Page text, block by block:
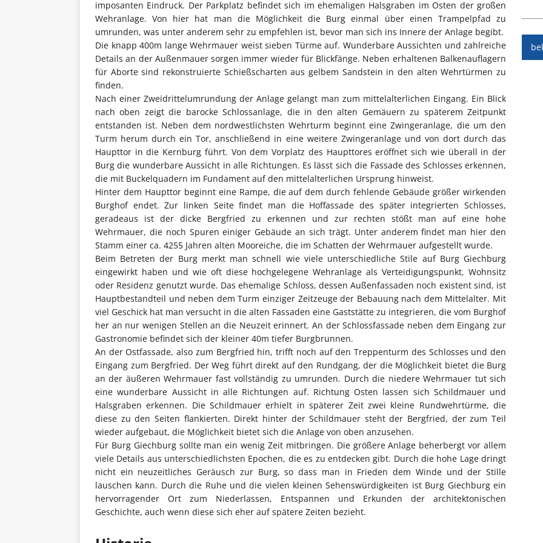
imposanten Eindruck. Der Parkplatz befindet sich im ehemaligen Halsgraben im Osten der großen
Wehranlage. Von hier hat man die Möglichkeit die Burg einmal über einen Trampelpfad zu
umrunden, was unter anderem sehr zu empfehlen ist, bevor man sich ins Innere der Anlage begibt.
Die knapp 400m lange Wehrmauer weist sieben Türme auf. Wunderbare Aussichten und zahlreiche
Details an der Außenmauer sorgen immer wieder für Blickfänge. Neben erhaltenen Balkenauflagern
für Aborte sind rekonstruierte Schießscharten aus gelbem Sandstein in den alten Wehrtürmen zu
finden.
Nach einer Zweidrittelumrundung der Anlage gelangt man zum mittelalterlichen Eingang. Ein Blick
nach oben zeigt die barocke Schlossanlage, die in den alten Gemäuern zu späterem Zeitpunkt
entstanden ist. Neben dem nordwestlichsten Wehrturm beginnt eine Zwingeranlage, die um den
Turm herum durch ein Tor, anschließend in eine weitere Zwingeranlage und von dort durch das
Haupttor in die Kernburg führt. Von dem Vorplatz des Haupttores eröffnet sich wie überall in der
Burg die wunderbare Aussicht in alle Richtungen. Es lässt sich die Fassade des Schlosses erkennen,
die mit Buckelquadern im Fundament auf den mittelalterlichen Ursprung hinweist.
Hinter dem Haupttor beginnt eine Rampe, die auf dem durch fehlende Gebäude größer wirkenden
Burghof endet. Zur linken Seite findet man die Hoffassade des später integrierten Schlosses,
geradeaus ist der dicke Bergfried zu erkennen und zur rechten stößt man auf eine hohe
Wehrmauer, die noch Spuren einiger Gebäude an sich trägt. Unter anderem findet man hier den
Stamm einer ca. 4255 Jahren alten Mooreiche, die im Schatten der Wehrmauer aufgestellt wurde.
Beim Betreten der Burg merkt man schnell wie viele unterschiedliche Stile auf Burg Giechburg
eingewirkt haben und wie oft diese hochgelegene Wehranlage als Verteidigungspunkt, Wohnsitz
oder Residenz genutzt wurde. Das ehemalige Schloss, dessen Außenfassaden noch existent sind, ist
Hauptbestandteil und neben dem Turm einziger Zeitzeuge der Bebauung nach dem Mittelalter. Mit
viel Geschick hat man versucht in die alten Fassaden eine Gaststätte zu integrieren, die vom Burghof
her an nur wenigen Stellen an die Neuzeit erinnert. An der Schlossfassade neben dem Eingang zur
Gastronomie befindet sich der kleiner 40m tiefer Burgbrunnen.
An der Ostfassade, also zum Bergfried hin, trifft noch auf den Treppenturm des Schlosses und den
Eingang zum Bergfried. Der Weg führt direkt auf den Rundgang, der die Möglichkeit bietet die Burg
an der äußeren Wehrmauer fast vollständig zu umrunden. Durch die niedere Wehrmauer tut sich
eine wunderbare Aussicht in alle Richtungen auf. Richtung Osten lassen sich Schildmauer und
Halsgraben erkennen. Die Schildmauer erhielt in späterer Zeit zwei kleine Rundwehrtürme, die
diese zu den Seiten flankierten. Direkt hinter der Schildmauer steht der Bergfried, der zum Teil
wieder aufgebaut, die Möglichkeit bietet sich die Anlage von oben anzusehen.
Für Burg Giechburg sollte man ein wenig Zeit mitbringen. Die größere Anlage beherbergt vor allem
viele Details aus unterschiedlichsten Epochen, die es zu entdecken gibt. Durch die hohe Lage dringt
nicht ein neuzeitliches Geräusch zur Burg, so dass man in Frieden dem Winde und der Stille
lauschen kann. Durch die Ruhe und die vielen kleinen Sehenswürdigkeiten ist Burg Giechburg ein
hervorragender Ort zum Niederlassen, Entspannen und Erkunden der architektonischen
Geschichte, auch wenn diese sich eher auf spätere Zeiten bezieht.